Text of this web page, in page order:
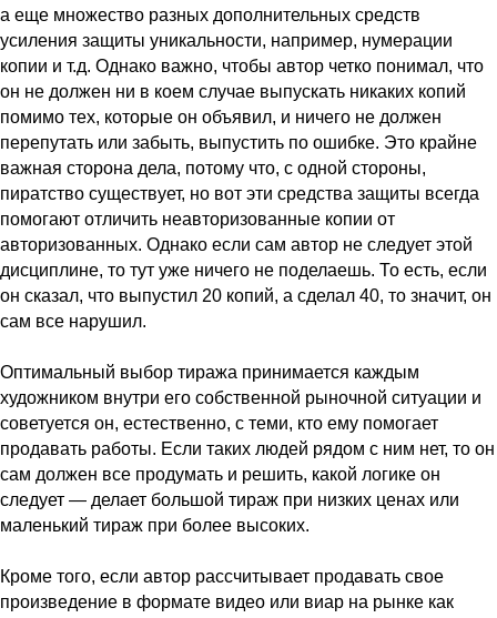
а еще множество разных дополнительных средств
усиления защиты уникальности, например, нумерации
копии и т.д. Однако важно, чтобы автор четко понимал, что
он не должен ни в коем случае выпускать никаких копий
помимо тех, которые он объявил, и ничего не должен
перепутать или забыть, выпустить по ошибке. Это крайне
важная сторона дела, потому что, с одной стороны,
пиратство существует, но вот эти средства защиты всегда
помогают отличить неавторизованные копии от
авторизованных. Однако если сам автор не следует этой
дисциплине, то тут уже ничего не поделаешь. То есть, если
он сказал, что выпустил 20 копий, а сделал 40, то значит, он
сам все нарушил.
Оптимальный выбор тиража принимается каждым
художником внутри его собственной рыночной ситуации и
советуется он, естественно, с теми, кто ему помогает
продавать работы. Если таких людей рядом с ним нет, то он
сам должен все продумать и решить, какой логике он
следует — делает большой тираж при низких ценах или
маленький тираж при более высоких.
Кроме того, если автор рассчитывает продавать свое
произведение в формате видео или виар на рынке как